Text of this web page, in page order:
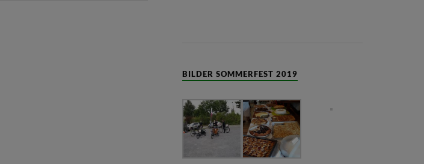
BILDER SOMMERFEST 2019